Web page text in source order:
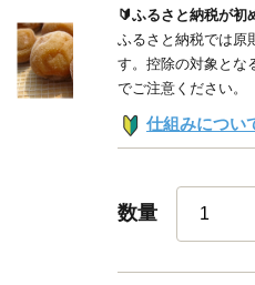
🔰ふるさと納税が初
ふるさと納税では原
す。控除の対象とな
でご注意ください。
仕組みについ
数量